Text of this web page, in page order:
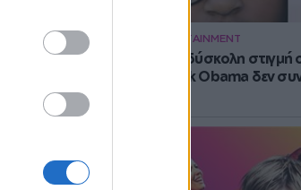
ENTERTAINMENT
Η πιο δύσκολη
Barack Obama δεν